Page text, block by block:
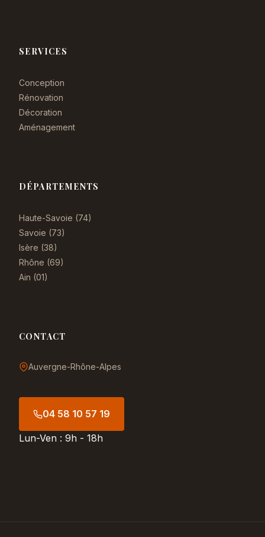
SERVICES
Conception
Rénovation
Décoration
Aménagement
DÉPARTEMENTS
Haute-Savoie (74)
Savoie (73)
Isère (38)
Rhône (69)
Ain (01)
CONTACT
Auvergne-Rhône-Alpes
04 58 10 57 19
Lun-Ven : 9h - 18h